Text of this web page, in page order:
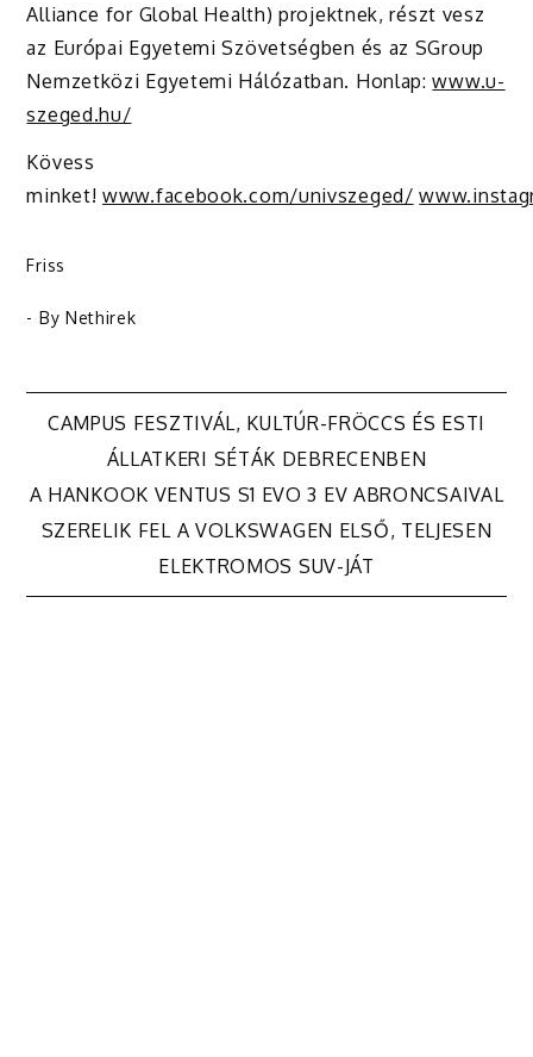
Alliance for Global Health) projektnek, részt vesz
az Európai Egyetemi Szövetségben és az SGroup
Nemzetközi Egyetemi Hálózatban. Honlap:www.u-
szeged.hu/
Kövess
minket!www.facebook.com/univszeged/
Friss
- By Nethirek
Bejegyzés
navigáció
CAMPUS FESZTIVÁL, KULTÚR-FRÖCCS ÉS ESTI
ÁLLATKERI SÉTÁK DEBRECENBEN
A HANKOOK VENTUS S1 EVO 3 EV ABRONCSAIVAL
SZERELIK FEL A VOLKSWAGEN ELSŐ, TELJESEN
ELEKTROMOS SUV-JÁT